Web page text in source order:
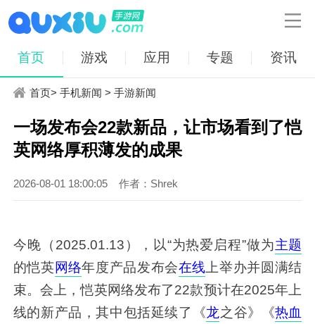

首页 游戏 应用 专题 资讯
首页>手机新闻 >手游新闻
一场发布会22款新品，让市场看到了恺
英网络厚积薄发的成果
2026-08-01 18:00:05 作者：Shrek
今晚（2025.01.13），以“为热爱启程”做为主题
的恺英网络年度产品发布会在线上举办并圆满结
束。会上，恺英网络发布了22款预计在2025年上
线的新产品，其中包括延续了《龙之谷》《热血